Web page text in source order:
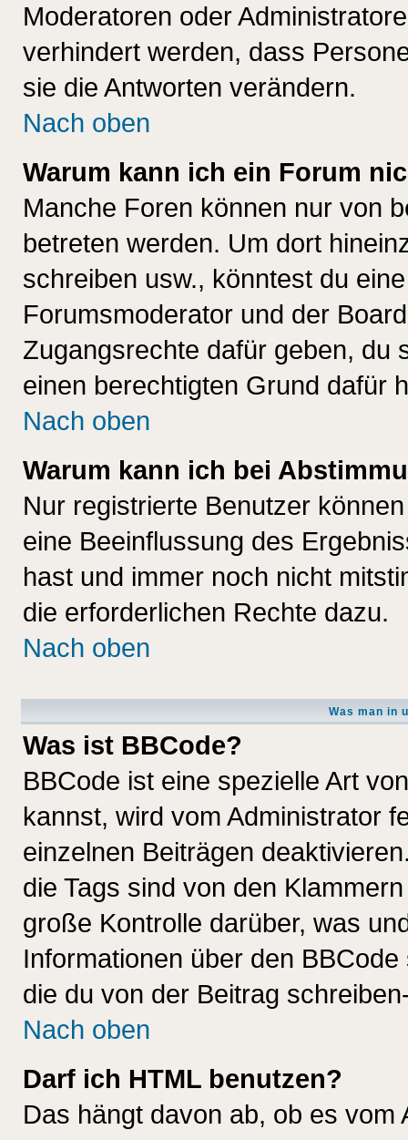
Moderatoren oder
verhindert werden, dass
sie die Antworten verändern.
Nach oben
Warum kann ich ein Forum
Manche Foren können nur von
betreten werden. Um dort
schreiben usw., könntest du
Forumsmoderator und der
Zugangsrechte dafür geben, du
einen berechtigten Grund dafür
Nach oben
Warum kann ich bei
Nur registrierte Benutzer
eine Beeinflussung des
hast und immer noch nicht
die erforderlichen Rechte dazu.
Nach oben
Was man in
Was ist BBCode?
BBCode ist eine spezielle Art
kannst, wird vom Administrator
einzelnen Beiträgen
die Tags sind von den
große Kontrolle darüber, was
Informationen über den
die du von der Beitrag
Nach oben
Darf ich HTML benutzen?
Das hängt davon ab, ob es